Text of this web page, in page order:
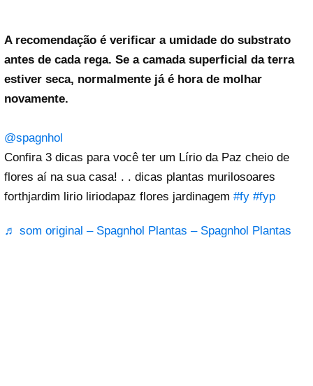
A recomendação é verificar a umidade do substrato
antes de cada rega. Se a camada superficial da terra
estiver seca, normalmente já é hora de molhar
novamente.
@spagnhol
Confira 3 dicas para você ter um Lírio da Paz cheio de
flores aí na sua casa! . . dicas plantas murilosoares
forthjardim lirio liriodapaz flores jardinagem #fy #fyp
♬ som original – Spagnhol Plantas – Spagnhol Plantas